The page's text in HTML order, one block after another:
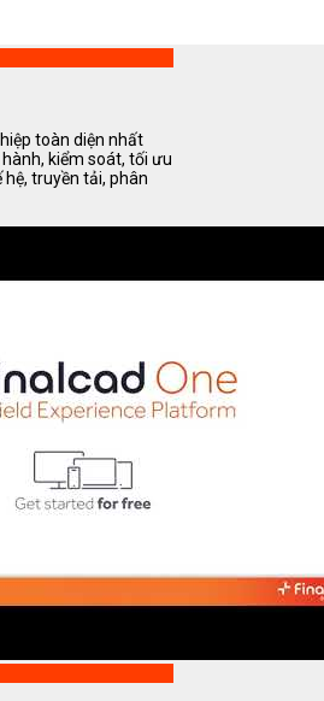
toàn diện nhất
kiểm soát, tối ưu
truyền tải, phân